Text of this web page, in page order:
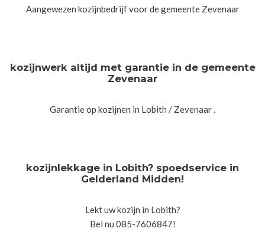
Aangewezen kozijnbedrijf voor de gemeente Zevenaar
kozijnwerk altijd met garantie in de gemeente
Zevenaar
Garantie op kozijnen in Lobith / Zevenaar .
kozijnlekkage in Lobith? spoedservice in
Gelderland Midden!
Lekt uw kozijn in Lobith?
Bel nu 085-7606847!